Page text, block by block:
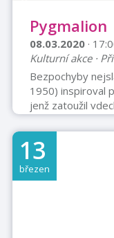
Pygmalion
08.03.2020 ·
Kulturní akce ·
Bezpochyby
1950) inspiroval
jenž zatoužil
zamiloval. V
Pygmaliónem
Higgins, který si
Lízu
trhovkyně,
13
březen